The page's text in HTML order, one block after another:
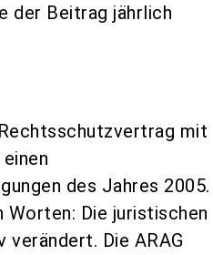
der Beitrag jährlich
mit
des Jahres 2005.
Die juristischen
Die ARAG